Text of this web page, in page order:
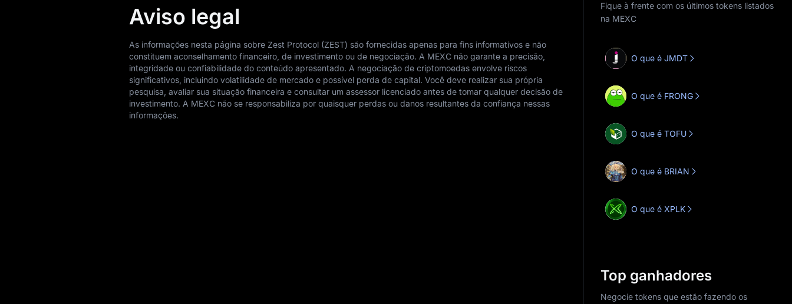
Aviso legal
As informações nesta página sobre Zest Protocol (ZEST) são fornecidas apenas para fins informativos e não
constituem aconselhamento financeiro, de investimento ou de negociação. A MEXC não garante a precisão,
integridade ou confiabilidade do conteúdo apresentado. A negociação de criptomoedas envolve riscos
significativos, incluindo volatilidade de mercado e possível perda de capital. Você deve realizar sua própria
pesquisa, avaliar sua situação financeira e consultar um assessor licenciado antes de tomar qualquer decisão de
investimento. A MEXC não se responsabiliza por quaisquer perdas ou danos resultantes da confiança nessas
informações.
Fique à frente com os últimos tokens listados
na MEXC
O que é JMDT
O que é FRONG
O que é TOFU
O que é BRIAN
O que é XPLK
Top ganhadores
Negocie tokens que estão fazendo os